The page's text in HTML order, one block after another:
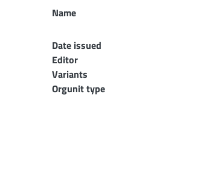
Name
Date issued
Editor
Variants
Orgunit type